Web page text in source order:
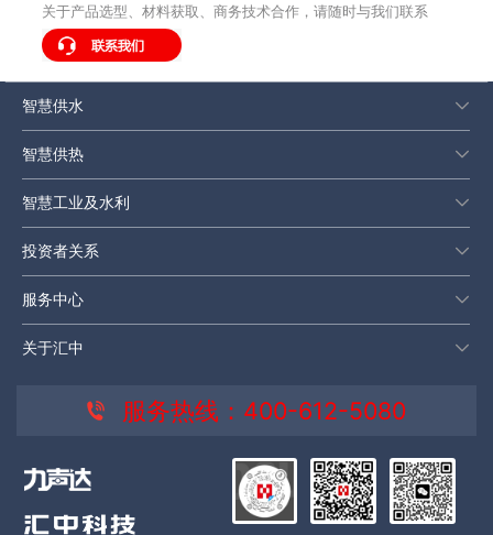
关于产品选型、材料获取、商务技术合作，请随时与我们联系
智慧供水
智慧供热
智慧工业及水利
投资者关系
服务中心
关于汇中
服务热线：400-612-5080